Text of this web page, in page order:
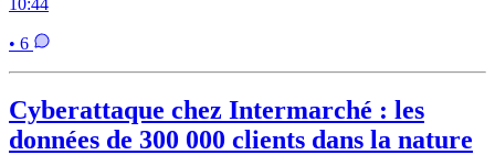
• 6
Cyberattaque chez Intermarché : les
données de 300 000 clients dans la nature